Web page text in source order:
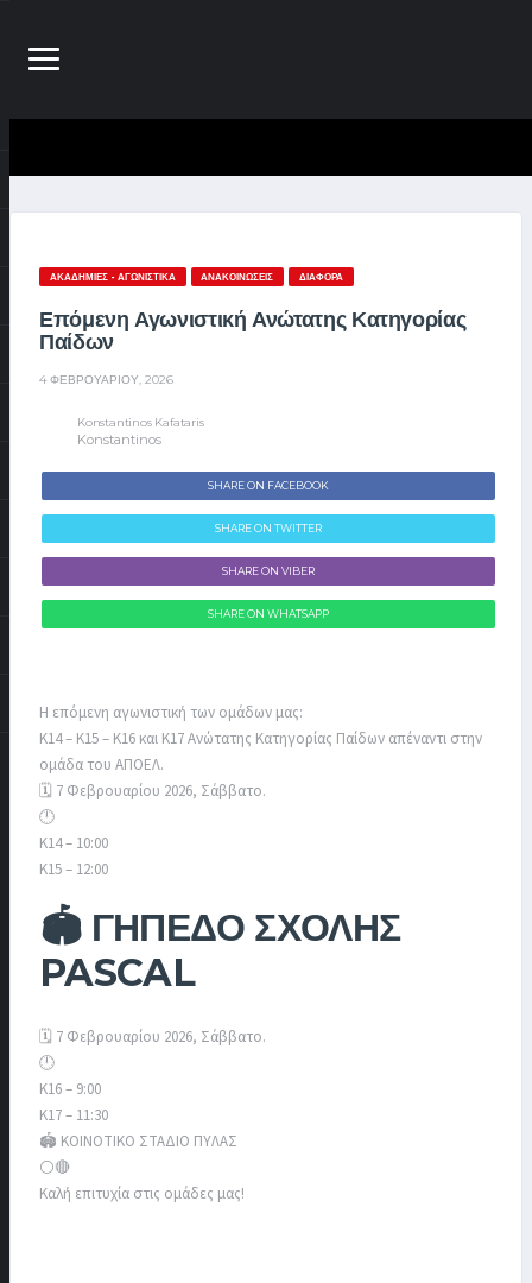
ΑΚΑΔΗΜΊΕΣ - ΑΓΩΝΙΣΤΙΚΆ ΑΝΑΚΟΙΝΏΣΕΙΣ ΔΙΆΦΟΡΑ
Επόμενη Αγωνιστική Ανώτατης Κατηγορίας
Παίδων
4 ΦΕΒΡΟΥΑΡΊΟΥ, 2026
Konstantinos Kafataris
Konstantinos
SHARE ON FACEBOOK
SHARE ON TWITTER
SHARE ON VIBER
SHARE ON WHATSAPP
Η επόμενη αγωνιστική των ομάδων μας:
Κ14 – Κ15 – Κ16 και Κ17 Ανώτατης Κατηγορίας Παίδων απέναντι στην
ομάδα του ΑΠΟΕΛ.
🗓️ 7 Φεβρουαρίου 2026, Σάββατο.
🕛
Κ14 – 10:00
Κ15 – 12:00
🏟️ ΓΗΠΕΔΟ ΣΧΟΛΗΣ
PASCAL
🗓️ 7 Φεβρουαρίου 2026, Σάββατο.
🕛
Κ16 – 9:00
Κ17 – 11:30
🏟️ ΚΟΙΝΟΤΙΚΟ ΣΤΑΔΙΟ ΠΥΛΑΣ
⚪️🔴
Καλή επιτυχία στις ομάδες μας!